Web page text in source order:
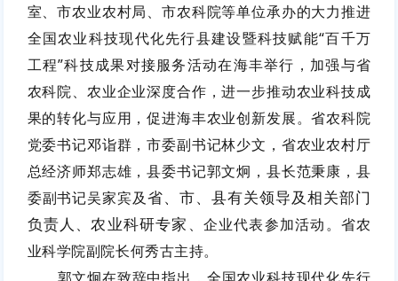
室、市农业农村局、市农科院等单位承办的大力推进
全国农业科技现代化先行县建设暨科技赋能“百千万
工程”科技成果对接服务活动在海丰举行，加强与省
农科院、农业企业深度合作，进一步推动农业科技成
果的转化与应用，促进海丰农业创新发展。省农科院
党委书记邓诣群，市委副书记林少文，省农业农村厅
总经济师郑志雄，县委书记郭文炯，县长范秉康，县
委副书记吴家宾及省、市、县有关领导及相关部门
负责人 、农业科研专家 、 企业代表参加活动。 省农
业科学院副院长何秀古主持。